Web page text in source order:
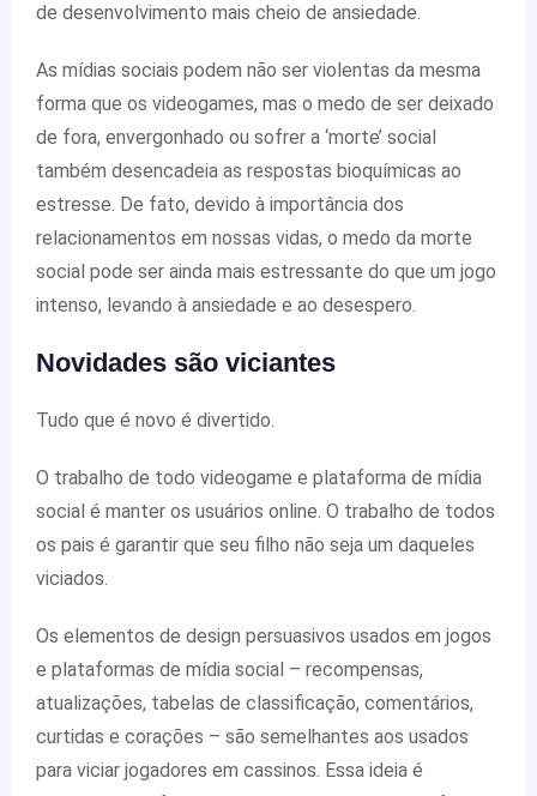
de desenvolvimento mais cheio de ansiedade.
As mídias sociais podem não ser violentas da mesma
forma que os videogames, mas o medo de ser deixado
de fora, envergonhado ou sofrer a ‘morte’ social
também desencadeia as respostas bioquímicas ao
estresse. De fato, devido à importância dos
relacionamentos em nossas vidas, o medo da morte
social pode ser ainda mais estressante do que um jogo
intenso, levando à ansiedade e ao desespero.
Novidades são viciantes
Tudo que é novo é divertido.
O trabalho de todo videogame e plataforma de mídia
social é manter os usuários online. O trabalho de todos
os pais é garantir que seu filho não seja um daqueles
viciados.
Os elementos de design persuasivos usados ​​em jogos
e plataformas de mídia social – recompensas,
atualizações, tabelas de classificação, comentários,
curtidas e corações – são semelhantes aos usados ​​
para viciar jogadores em cassinos. Essa ideia é